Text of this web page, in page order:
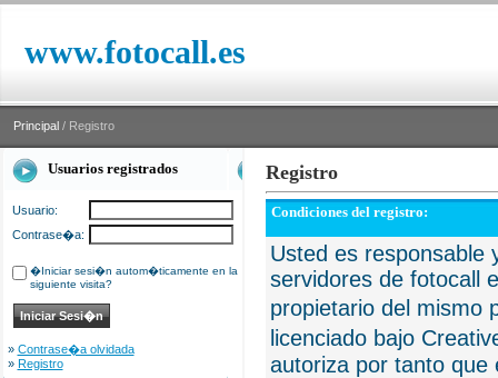
www.fotocall.es
Principal / Registro
Usuarios registrados
Usuario:
Contrase�a:
�Iniciar sesi�n autom�ticamente en la
siguiente visita?
» Contrase�a olvidada
» Registro
Registro
Condiciones del registro:
Usted es responsable
servidores de fotocall
propietario del mismo
licenciado bajo
autoriza por tanto que